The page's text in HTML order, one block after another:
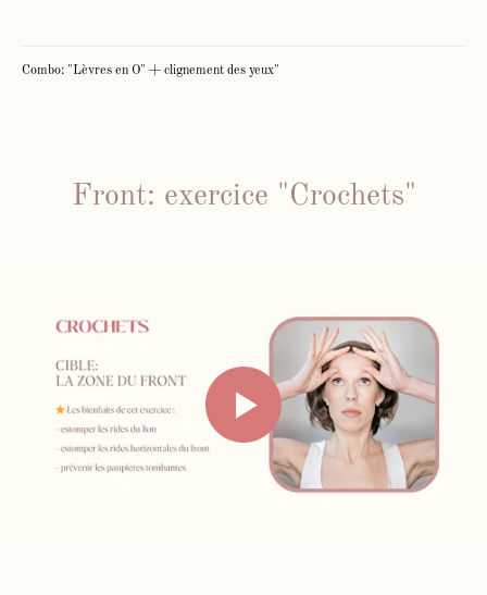
Combo: "Lèvres en O" + clignement des yeux"
Front: exercice "Crochets"
Face Gym
Me contacter par WhatsApp
Mes cours en présentiel et / ou
individuels